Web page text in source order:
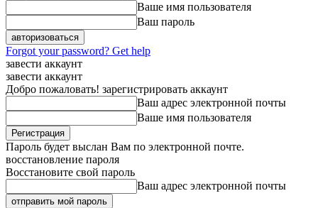
Ваше имя пользователя
Ваш пароль
Forgot your password? Get help
завести аккаунт
завести аккаунт
Добро пожаловать! зарегистрировать аккаунт
Ваш адрес электронной почты
Ваше имя пользователя
Пароль будет выслан Вам по электронной почте.
восстановление пароля
Восстановите свой пароль
Ваш адрес электронной почты